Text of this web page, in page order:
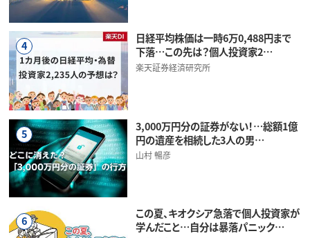
4
日経平均株価は一時6万0,488円まで
下落…この先は？個人投資家2…
楽天証券経済研究所
5
3,000万円分の証券がない！…総額1億
円の遺産を相続した3人の男…
山村 暢彦
6
この夏、キオクシア急落で個人投資家が
学んだこと…自分は暴落パニック…